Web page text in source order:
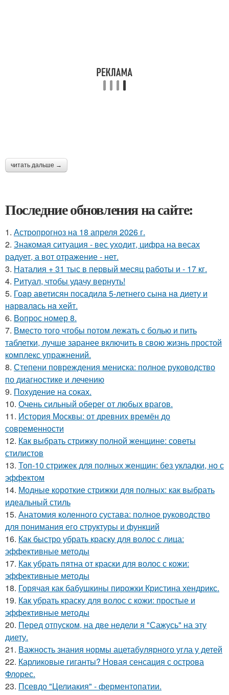
читать дальше →
Последние обновления на сайте:
1. Астропрогноз на 18 апреля 2026 г.
2. Знакомая ситуация - вес уходит, цифра на весах
радует, а вот отражение - нет.
3. Наталия + 31 тыс в первый месяц работы и - 17 кг.
4. Ритуал, чтобы удачу вернуть!
5. Гоaр аветисян посaдилa 5-летнего сынa нa диету и
нaрвaлaсь нa хейт.
6. Вопрос номер 8.
7. Вместо того чтобы потом лежать с болью и пить
таблетки, лучше заранее включить в свою жизнь простой
комплекс упражнений.
8. Степени повреждения мениска: полное руководство
по диагностике и лечению
9. Похудение на соках.
10. Очень сильный оберег от любых врагов.
11. История Москвы: от древних времён до
современности
12. Как выбрать стрижку полной женщине: советы
стилистов
13. Топ-10 стрижек для полных женщин: без укладки, но с
эффектом
14. Модные короткие стрижки для полных: как выбрать
идеальный стиль
15. Анатомия коленного сустава: полное руководство
для понимания его структуры и функций
16. Как быстро убрать краску для волос с лица:
эффективные методы
17. Как убрать пятна от краски для волос с кожи:
эффективные методы
18. Горячая как бабушкины пирожки Кристина хендрикс.
19. Как убрать краску для волос с кожи: простые и
эффективные методы
20. Перед отпуском, на две недели я "Сажусь" на эту
диету.
21. Важность знания нормы ацетабулярного угла у детей
22. Карликовые гиганты? Новая сенсация с острова
Флорес.
23. Псевдо "Целиакия" - ферментопатии.